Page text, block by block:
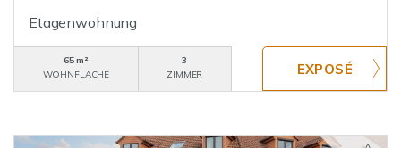
Etagenwohnung
65 m²
WOHNFLÄCHE
3
ZIMMER